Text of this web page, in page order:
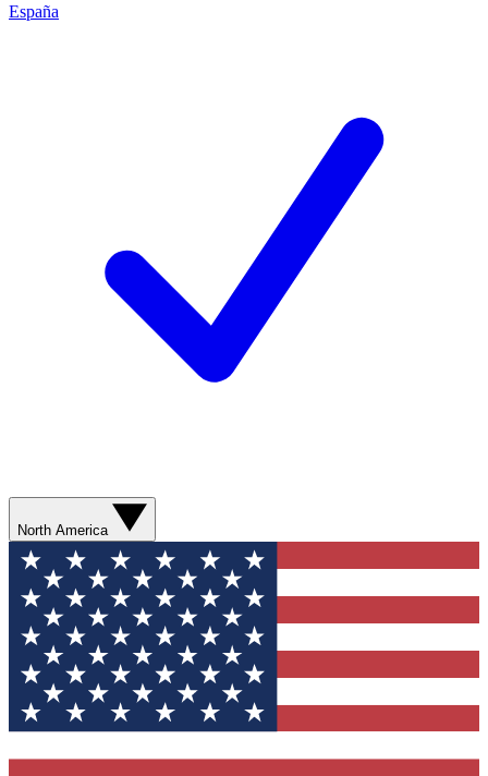
España
North America